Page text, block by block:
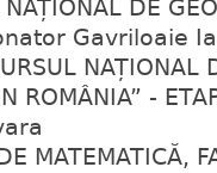
DE
Gavriloaie
NAȚIONAL
ROMÂNIA” -
MATEMATICĂ,